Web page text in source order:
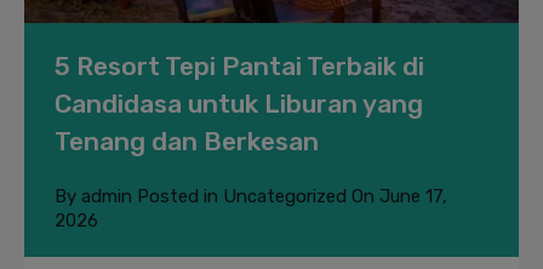
5 Resort Tepi Pantai Terbaik di
Candidasa untuk Liburan yang
Tenang dan Berkesan
By admin Posted in Uncategorized On June 17,
2026